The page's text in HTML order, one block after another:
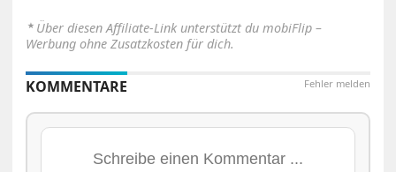
⋆ Über diesen Affiliate-Link unterstützt du mobiFlip –
Werbung ohne Zusatzkosten für dich.
Fehler melden
KOMMENTARE